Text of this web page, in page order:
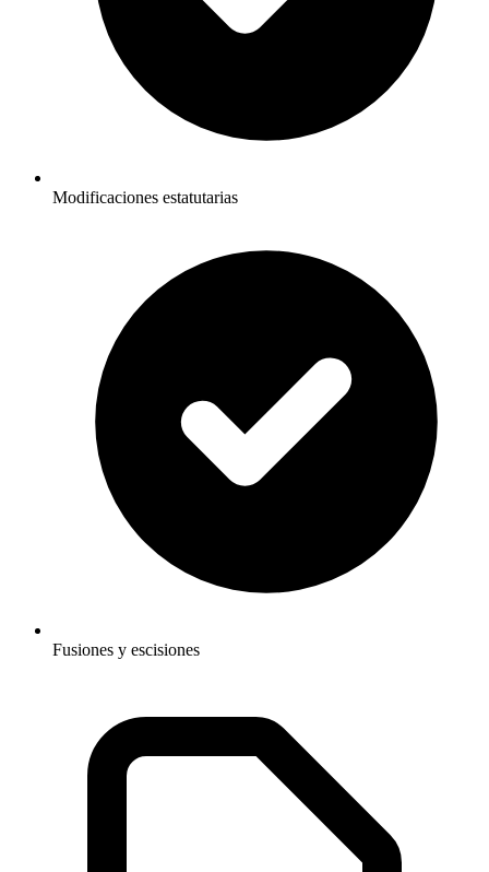
Modificaciones estatutarias
Fusiones y escisiones